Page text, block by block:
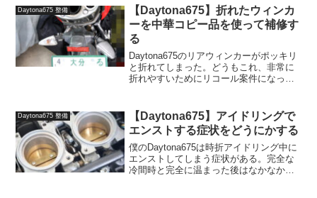
直に陸運局認定の整備工場にお願いしま
しょう。...
Daytona675 整備
【Daytona675】折れたウィンカ
ーを中華コピー品を使って補修す
る
Daytona675のリアウィンカーがポッキリ
と折れてしまった。どうもこれ、非常に
折れやすいためにリコール案件になって
県内に無く、リコールを受けるにしても
めんどくさい。...
Daytona675 整備
【Daytona675】アイドリングで
エンストする症状をどうにかする
僕のDaytona675は時折アイドリング中に
エンストしてしまう症状がある。完全な
冷間時と完全に温まった後はなかなか起